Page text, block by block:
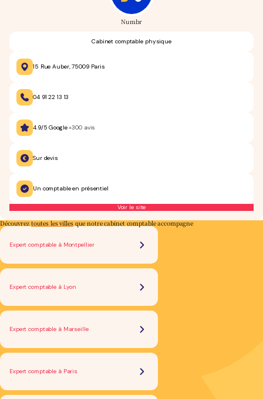
Numbr
Cabinet comptable physique
15 Rue Auber, 75009 Paris
04 91 22 13 13
4.9/5 Google+300 avis
Sur devis
Un comptable en présentiel
Voir le site
Découvreztoutes les villesque notre cabinet comptable accompagne
Expert comptable à Montpellier
Expert comptable à Lyon
Expert comptable à Marseille
Expert comptable à Paris